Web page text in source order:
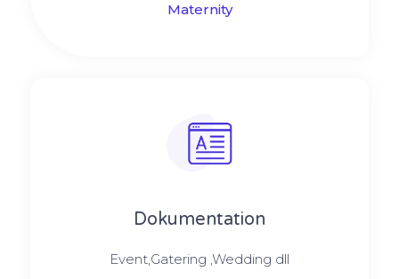
Maternity
Dokumentation
Event,Gatering ,Wedding dll